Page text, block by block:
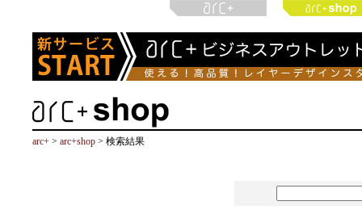
arc+ > arc+shop > 検索結果